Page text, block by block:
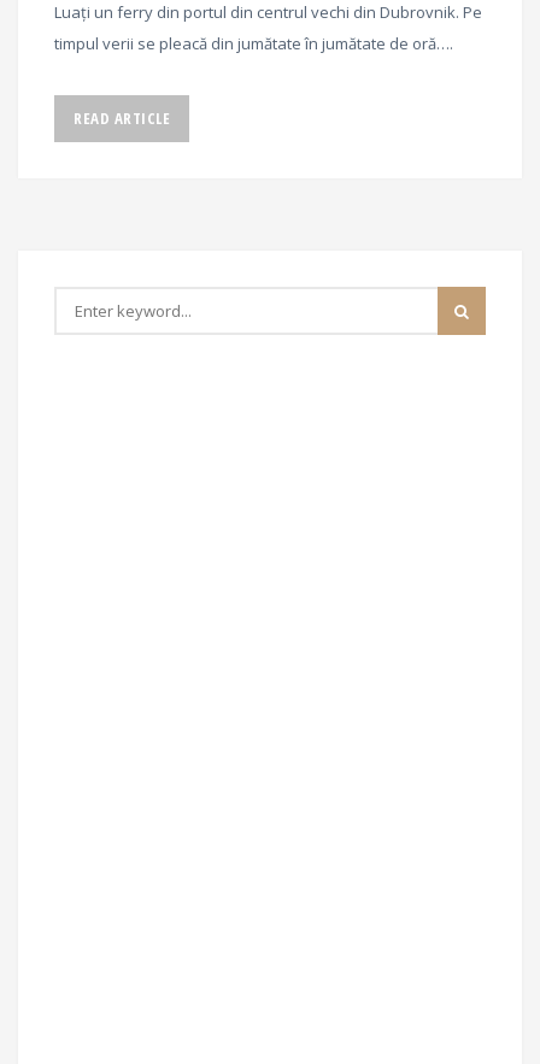
Luați un ferry din portul din centrul vechi din Dubrovnik. Pe
timpul verii se pleacă din jumătate în jumătate de oră….
READ ARTICLE